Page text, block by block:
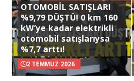
OTOMOBİL SATIŞLARI
%9,79 DÜŞTÜ! 0 km 160
kW’ye kadar elektrikli
otomobil satışlarıysa
%7,7 arttı!
2 TEMMUZ 2026